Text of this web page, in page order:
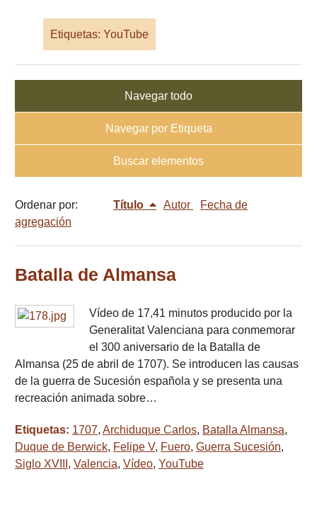
Etiquetas: YouTube
Navegar todo
Navegar por Etiqueta
Buscar elementos
Ordenar por: Título Autor
Fecha de
agregación
Batalla de Almansa
Vídeo de 17,41 minutos producido por la
Generalitat Valenciana para conmemorar
el 300 aniversario de la Batalla de
Almansa (25 de abril de 1707). Se introducen las causas
de la guerra de Sucesión española y se presenta una
recreación animada sobre…
Etiquetas: 1707, Archiduque Carlos, Batalla Almansa,
Duque de Berwick, Felipe V, Fuero, Guerra Sucesión,
Siglo XVIII , Valencia, Vídeo, YouTube